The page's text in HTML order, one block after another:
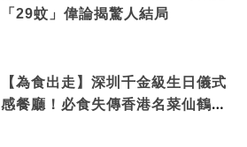
「29蚊」偉論揭驚人結局
【為食出走】深圳千金級生日儀式
感餐廳！必食失傳香港名菜仙鶴神